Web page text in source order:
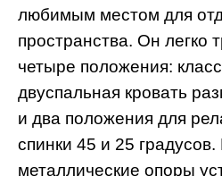
любимым местом для
пространства. Он легко
четыре положения:
двуспальная кровать
и два положения для
спинки 45 и 25
металлические опоры